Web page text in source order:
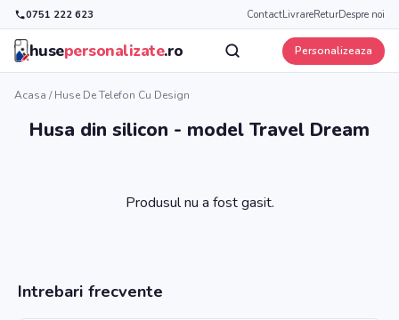
0751 222 623 ContactLivrareReturDespre noi
husepersonalizate.ro Personalizeaza
Acasa /Huse De Telefon Cu Design
Husa din silicon - model Travel Dream
Produsul nu a fost gasit.
Intrebari frecvente